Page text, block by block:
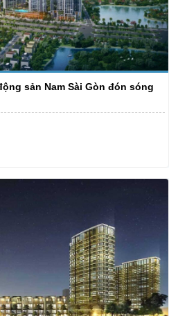
sản Nam Sài Gòn đón sóng